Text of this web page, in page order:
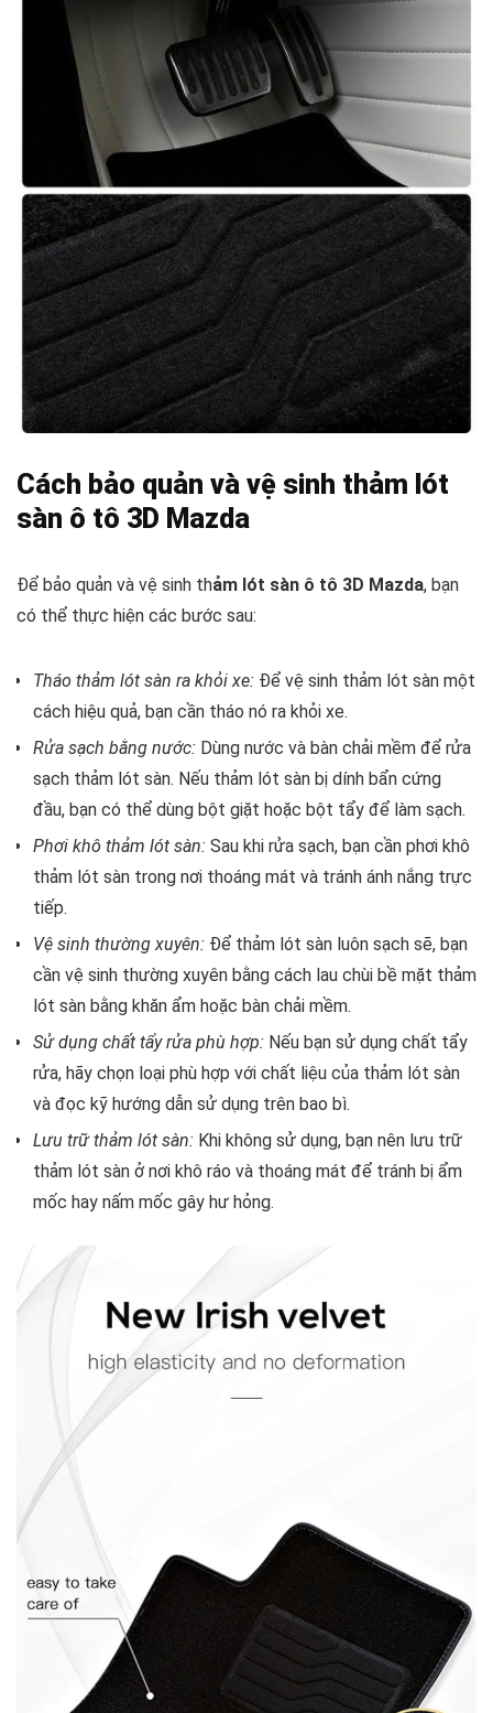
Cách bảo quản và vệ sinh thảm lót
sàn ô tô 3D Mazda
Để bảo quản và vệ sinh thảm lót sàn ô tô 3D Mazda, bạn
có thể thực hiện các bước sau:
Tháo thảm lót sàn ra khỏi xe: Để vệ sinh thảm lót sàn một
cách hiệu quả, bạn cần tháo nó ra khỏi xe.
Rửa sạch bằng nước: Dùng nước và bàn chải mềm để rửa
sạch thảm lót sàn. Nếu thảm lót sàn bị dính bẩn cứng
đầu, bạn có thể dùng bột giặt hoặc bột tẩy để làm sạch.
Phơi khô thảm lót sàn: Sau khi rửa sạch, bạn cần phơi khô
thảm lót sàn trong nơi thoáng mát và tránh ánh nắng trực
tiếp.
Vệ sinh thường xuyên: Để thảm lót sàn luôn sạch sẽ, bạn
cần vệ sinh thường xuyên bằng cách lau chùi bề mặt thảm
lót sàn bằng khăn ẩm hoặc bàn chải mềm.
Sử dụng chất tẩy rửa phù hợp: Nếu bạn sử dụng chất tẩy
rửa, hãy chọn loại phù hợp với chất liệu của thảm lót sàn
và đọc kỹ hướng dẫn sử dụng trên bao bì.
Lưu trữ thảm lót sàn: Khi không sử dụng, bạn nên lưu trữ
thảm lót sàn ở nơi khô ráo và thoáng mát để tránh bị ẩm
mốc hay nấm mốc gây hư hỏng.